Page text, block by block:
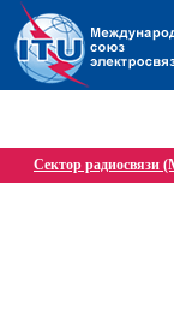
Сектор радиосвязи